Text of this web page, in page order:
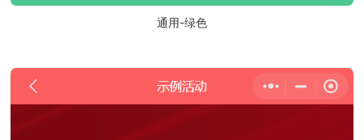
通用-绿色